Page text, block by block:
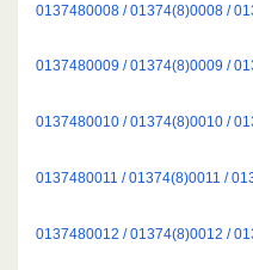
0137480008 / 01374(8)0008 /
0137480009 / 01374(8)0009 /
0137480010 / 01374(8)0010 /
0137480011 / 01374(8)0011 /
0137480012 / 01374(8)0012 /